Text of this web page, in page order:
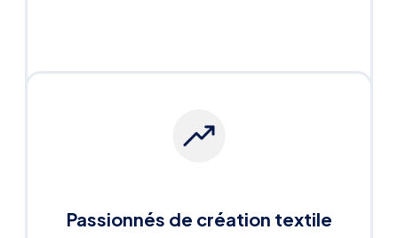
Passionnés de création textile